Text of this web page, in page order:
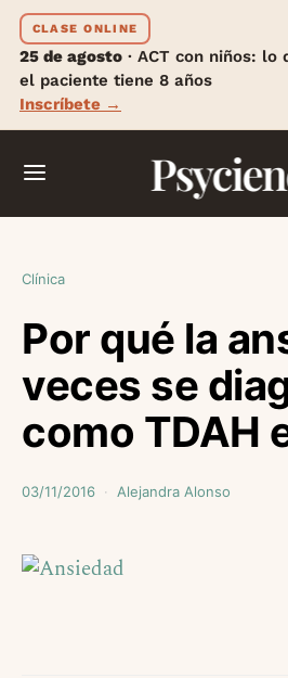
CLASE ONLINE
25 de agosto · ACT con niños: lo
el paciente tiene 8 años
Inscríbete →
Clínica
Por qué la
veces se
como TDAH
03/11/2016 Alejandra Alonso